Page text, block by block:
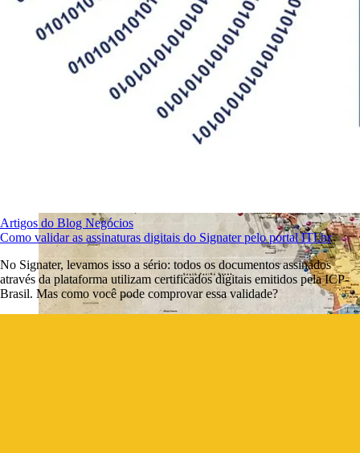
Artigos do Blog Negócios
Como validar as assinaturas digitais do Signater pelo portal ITI.br
No Signater, levamos isso a sério: todos os documentos assinados
através da plataforma utilizam certificados digitais emitidos pela ICP-
Brasil. Mas como você pode comprovar essa validade?